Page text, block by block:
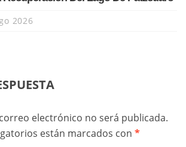
2026
electrónico no será publicada.
están marcados con *